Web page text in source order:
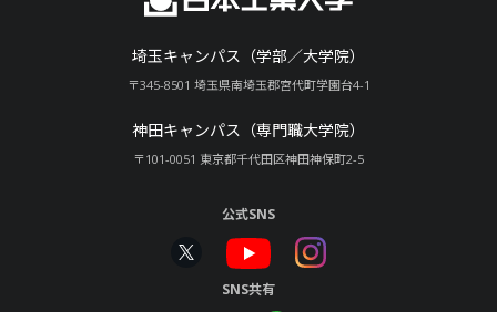
埼玉キャンパス（学部／大学院）
〒345-8501 埼玉県南埼玉郡宮代町学園台4-1
神田キャンパス（専門職大学院）
〒101-0051 東京都千代田区神田神保町2-5
公式SNS
SNS共有